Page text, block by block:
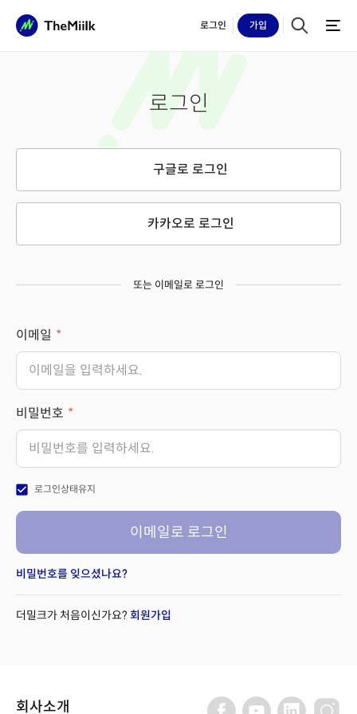
로그인 가입
로그인
구글로 로그인
카카오로 로그인
또는 이메일로 로그인
이메일
비밀번호
check_box 로그인상태유지
이메일로 로그인
비밀번호를 잊으셨나요?
더밀크가 처음이신가요? 회원가입
회사소개